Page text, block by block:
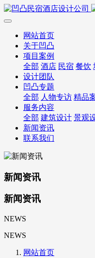
网站首页
关于凹凸
项目案例
全部 酒店 民宿 餐饮
设计团队
凹凸专题
全部 人物专访 精品
服务内容
全部 建筑设计 景观
新闻资讯
联系我们
新闻资讯
新闻资讯
NEWS
NEWS
网站首页